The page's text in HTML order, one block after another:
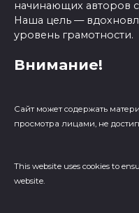
начинающих авторов
Наша цель —
уровень грамотности.
Внимание!
Сайт может содержать
просмотра лицами, не
This website uses cookies to
website.